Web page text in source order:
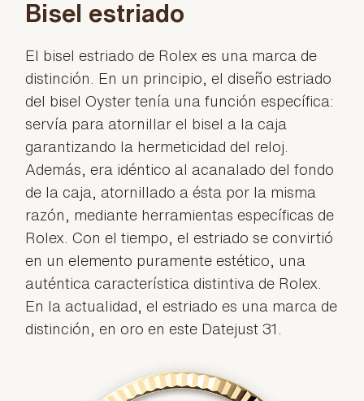
Bisel estriado
El bisel estriado de Rolex es una marca de
distinción. En un principio, el diseño estriado
del bisel Oyster tenía una función específica:
servía para atornillar el bisel a la caja
garantizando la hermeticidad del reloj.
Además, era idéntico al acanalado del fondo
de la caja, atornillado a ésta por la misma
razón, mediante herramientas específicas de
Rolex. Con el tiempo, el estriado se convirtió
en un elemento puramente estético, una
auténtica característica distintiva de Rolex.
En la actualidad, el estriado es una marca de
distinción, en oro en este Datejust 31.